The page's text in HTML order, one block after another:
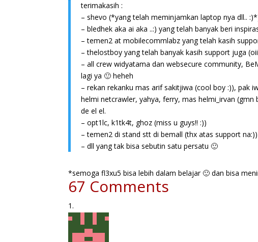
terimakasih :
– shevo (*yang telah meminjamkan laptop nya dll..
– bledhek aka ai aka ..:) yang telah banyak beri
– temen2 at mobilecommlabz yang telah kasih
– thelostboy yang telah banyak kasih support juga
– all crew widyatama dan websecure community,
lagi ya 🙂 heheh
– rekan rekanku mas arif sakitjiwa (cool boy :)), pak
helmi netcrawler, yahya, ferry, mas helmi_irvan (gmn
de el el.
– opt1lc, k1tk4t, ghoz (miss u guys!! :))
– temen2 di stand stt di bemall (thx atas support na:))
– dll yang tak bisa sebutin satu persatu 🙂
*semoga fl3xu5 bisa lebih dalam belajar 🙂 dan bisa
67 Comments